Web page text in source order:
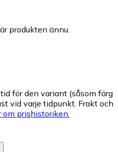
produkten ännu.
för den variant (såsom färg
vid varje tidpunkt. Frakt och
om prishistoriken.